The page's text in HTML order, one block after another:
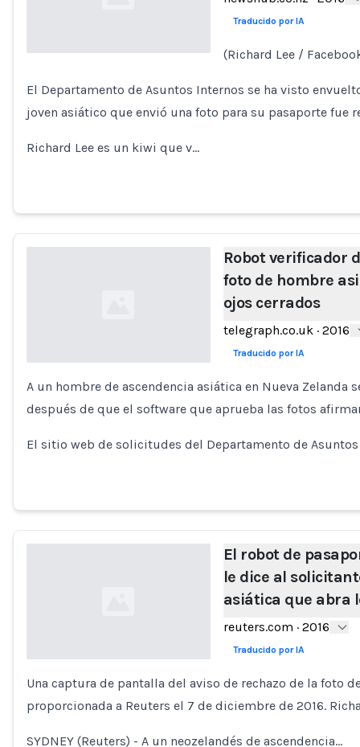
Loading...
Traducido por IA
(Richard Lee /
El Departamento de Asuntos Internos se ha visto
joven asiático que envió una foto para su pasaporte fue
Richard Lee es un kiwi que v…
Robot verificador
foto de hombre
ojos cerrados
telegraph.co.uk· 2016
Traducido por IA
A un hombre de ascendencia asiática en Nueva Zelanda
después de que el software que aprueba las fotos
El sitio web de solicitudes del Departamento de
Loading...
El robot de
le dice al
asiática que abra
reuters.com · 2016
Traducido por IA
Una captura de pantalla del aviso de rechazo de la foto
proporcionada a Reuters el 7 de diciembre de 2016.
SYDNEY (Reuters) - A un neozelandés de ascendencia…